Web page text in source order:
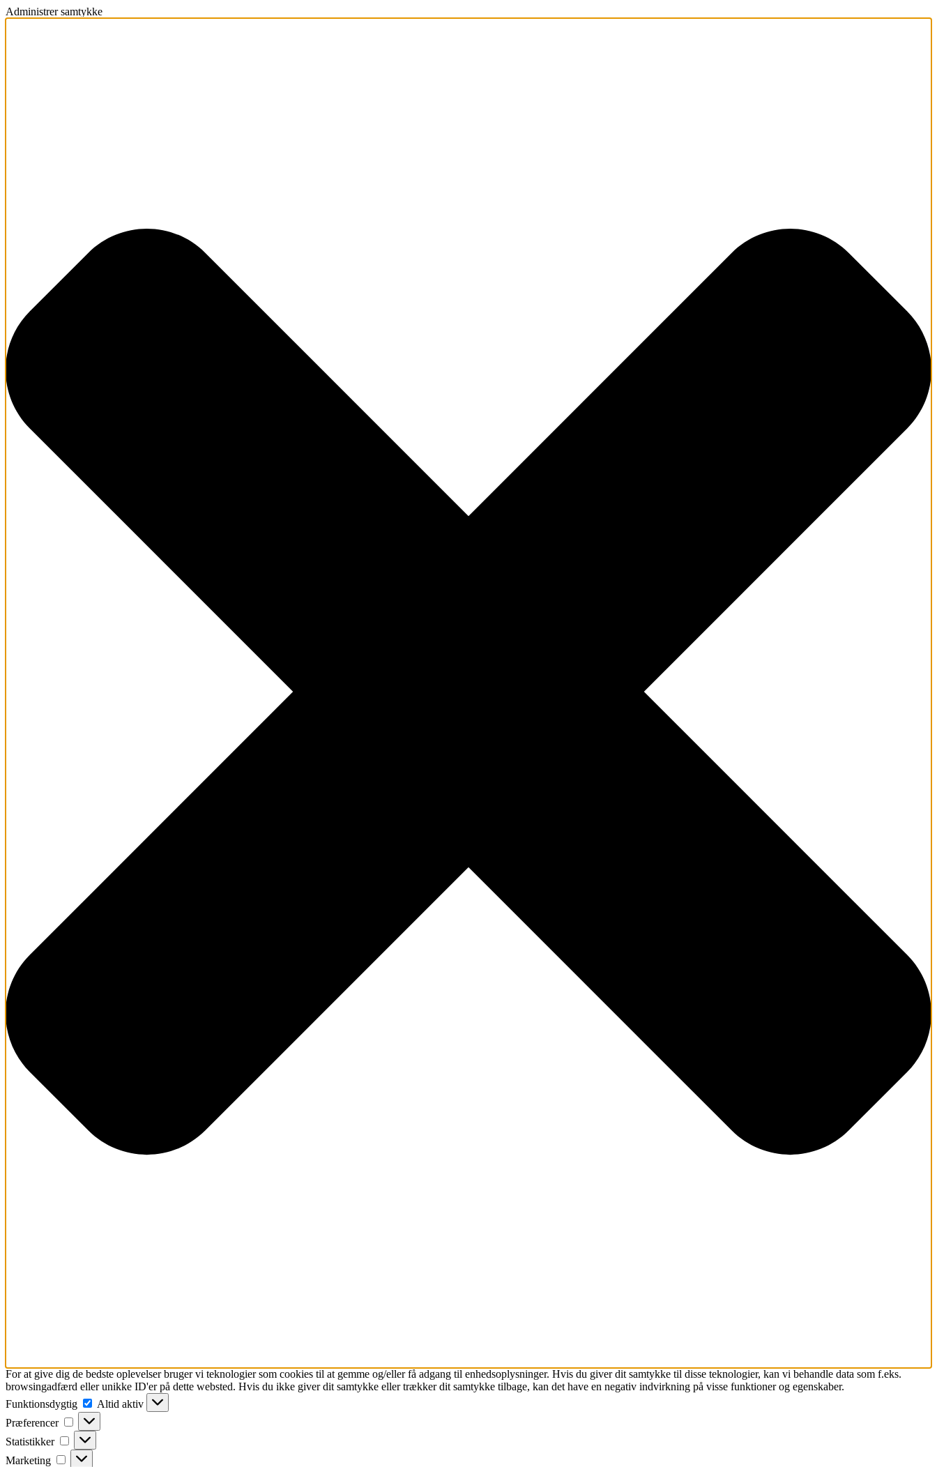
Administrer samtykke
For at give dig de bedste oplevelser bruger vi teknologier som cookies til at gemme og/eller få adgang til enhedsoplysninger. Hvis du giver dit samtykke til disse teknologier, kan vi behandle data som f.eks.
browsingadfærd eller unikke ID'er på dette websted. Hvis du ikke giver dit samtykke eller trækker dit samtykke tilbage, kan det have en negativ indvirkning på visse funktioner og egenskaber.
Funktionsdygtig
Funktionsdygtig
Altid aktiv
Præferencer
Præferencer
Statistikker Statistikker
Marketing Marketing